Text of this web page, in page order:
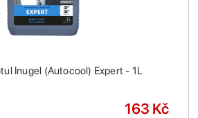
Inugel (Autocool) Expert - 1L
163 Kč